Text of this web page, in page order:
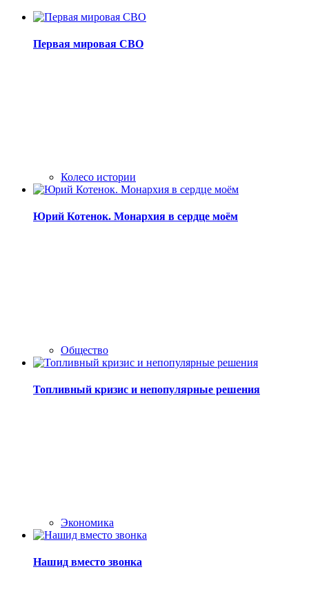
Первая мировая СВО
Колесо истории
Юрий Котенок. Монархия в сердце моём
Общество
Топливный кризис и непопулярные решения
Экономика
Нашид вместо звонка